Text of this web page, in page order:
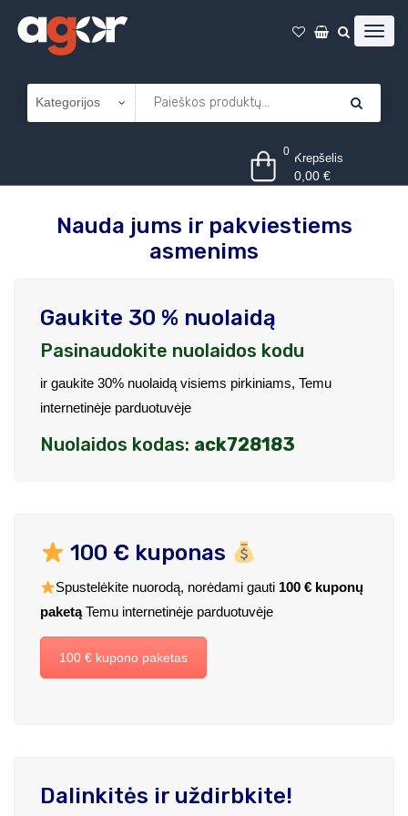
0 Krepšelis
0,00€
Nauda jums ir pakviestiems
asmenims
Gaukite 30 % nuolaidą
Pasinaudokite nuolaidos kodu
ir gaukite 30% nuolaidą visiems pirkiniams, Temu
internetinėje parduotuvėje
Nuolaidos kodas: ack728183
100 € kuponas
Spustelėkite nuorodą, norėdami gauti 100 € kuponų
paketąTemu internetinėje parduotuvėje
100 € kupono paketas
Dalinkitės ir uždirbkite!